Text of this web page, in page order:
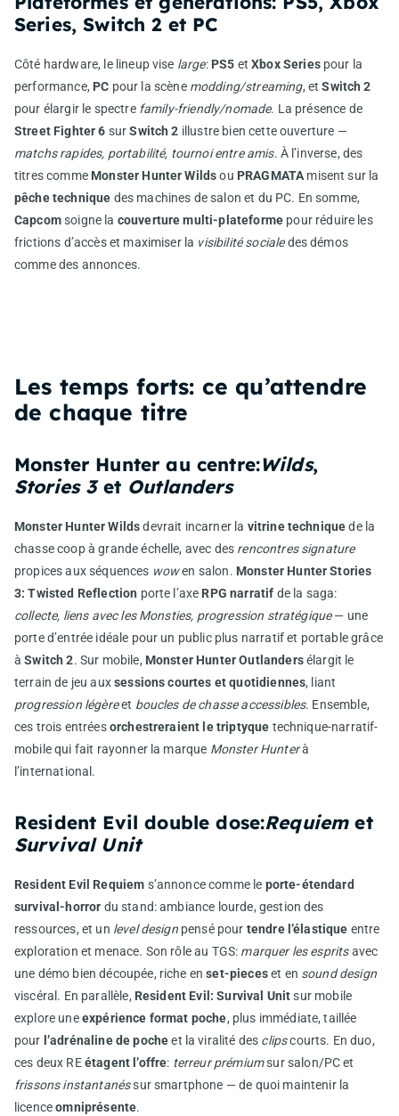
Series, Switch 2 et PC
Côté hardware, le lineup vise large: PS5 etXbox Seriespour la
performance, PC pour la scène modding/streaming, etSwitch 2
pour élargir le spectre family-friendly/nomade. La présence de
Street Fighter 6 surSwitch 2 illustre bien cette ouverture —
matchs rapides, portabilité, tournoi entre amis. À l’inverse, des
titres comme Monster Hunter Wildsou PRAGMATAmisent sur la
pêche technique des machines de salon et du PC. En somme,
Capcomsoigne la couverture multi-plateforme pour réduire les
frictions d’accès et maximiser la visibilité socialedes démos
comme des annonces.
Les temps forts: ce qu’attendre
de chaque titre
Monster Hunter au centre:Wilds,
Stories 3et Outlanders
Monster Hunter Wildsdevrait incarner la vitrine techniquede la
chasse coop à grande échelle, avec des rencontres signature
propices aux séquences wowen salon. Monster Hunter Stories
3: Twisted Reflection porte l’axe RPG narratif de la saga:
collecte, liens avec les Monsties, progression stratégique— une
porte d’entrée idéale pour un public plus narratif et portable grâce
àSwitch 2. Sur mobile, Monster Hunter Outlandersélargit le
terrain de jeu auxsessions courtes et quotidiennes, liant
progression légèreet boucles de chasse accessibles. Ensemble,
ces trois entréesorchestreraient le triptyque technique-narratif-
mobile qui fait rayonner la marque Monster Hunterà
l’international.
Resident Evil double dose:Requiemet
Survival Unit
Resident Evil Requiem s’annonce comme le porte-étendard
survival-horror du stand: ambiance lourde, gestion des
ressources, et un level designpensé pour tendre l’élastique entre
exploration et menace. Son rôle au TGS: marquer les espritsavec
une démo bien découpée, riche enset-pieceset en sound design
viscéral. En parallèle, Resident Evil: Survival Unitsur mobile
explore uneexpérience format poche, plus immédiate, taillée
pour l’adrénaline de pocheet la viralité des clipscourts. En duo,
ces deux REétagent l’offre: terreur prémiumsur salon/PC et
frissons instantanéssur smartphone — de quoi maintenir la
licenceomniprésente.